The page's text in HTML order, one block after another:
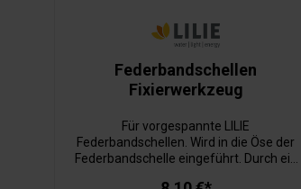
Federbandschellen
Fixierwerkzeug
Für vorgespannte LILIE
Federbandschellen. Wird in die Öse der
Federbandschelle eingeführt. Durch ein